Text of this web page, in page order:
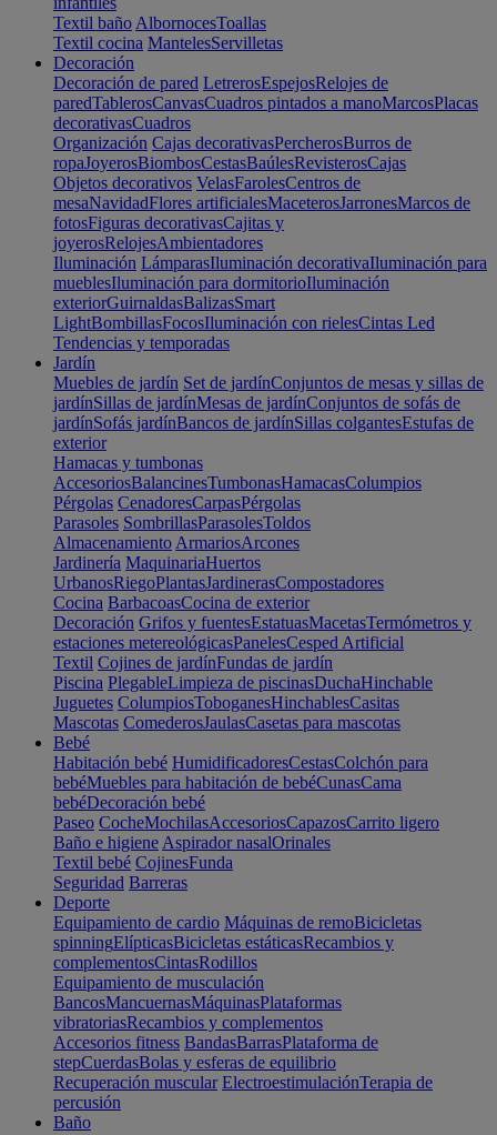
Textil baño AlbornocesToallas
Textil cocina MantelesServilletas
Decoración
Decoración de pared LetrerosEspejosRelojes de
paredTablerosCanvasCuadros pintados a manoMarcosPlacas
decorativasCuadros
Organización Cajas decorativasPercherosBurros de
ropaJoyerosBiombosCestasBaúlesRevisterosCajas
Objetos decorativos VelasFarolesCentros de
mesaNavidadFlores artificialesMaceterosJarronesMarcos de
fotosFiguras decorativasCajitas y
joyerosRelojesAmbientadores
Iluminación LámparasIluminación decorativaIluminación para
mueblesIluminación para dormitorioIluminación
exteriorGuirnaldasBalizasSmart
LightBombillasFocosIluminación con rielesCintas Led
Tendencias y temporadas
Jardín
Muebles de jardín Set de jardínConjuntos de mesas y sillas de
jardínSillas de jardínMesas de jardínConjuntos de sofás de
jardínSofás jardínBancos de jardínSillas colgantesEstufas de
exterior
Hamacas y tumbonas
AccesoriosBalancinesTumbonasHamacasColumpios
Pérgolas CenadoresCarpasPérgolas
Parasoles SombrillasParasolesToldos
Almacenamiento ArmariosArcones
Jardinería MaquinariaHuertos
UrbanosRiegoPlantasJardinerasCompostadores
Cocina BarbacoasCocina de exterior
Decoración Grifos y fuentesEstatuasMacetasTermómetros y
estaciones metereológicasPanelesCesped Artificial
Textil Cojines de jardínFundas de jardín
Piscina PlegableLimpieza de piscinasDuchaHinchable
Juguetes ColumpiosToboganesHinchablesCasitas
Mascotas ComederosJaulasCasetas para mascotas
Bebé
Habitación bebé HumidificadoresCestasColchón para
bebéMuebles para habitación de bebéCunasCama
bebéDecoración bebé
Paseo CocheMochilasAccesoriosCapazosCarrito ligero
Baño e higiene Aspirador nasalOrinales
Textil bebé CojinesFunda
Seguridad Barreras
Deporte
Equipamiento de cardio Máquinas de remoBicicletas
spinningElípticasBicicletas estáticasRecambios y
complementosCintasRodillos
Equipamiento de musculación
BancosMancuernasMáquinasPlataformas
vibratoriasRecambios y complementos
Accesorios fitness BandasBarrasPlataforma de
stepCuerdasBolas y esferas de equilibrio
Recuperación muscular ElectroestimulaciónTerapia de
percusión
Baño